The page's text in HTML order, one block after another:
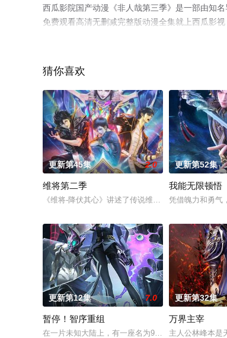
西瓜影院国产动漫《非人哉第三季》是一部由知
免费观看高清无删减完整版动漫全集就上西瓜影
。
猜你喜欢
更新第45集 2.0
维将第二季
《维将-降伏其心》讲述了传说维将之子古宇，为了
更新第52集
我能无限顿悟
凭借魄力和勇气
更新第12集 7.0
暂停！智序重组
在一片未知大陆上，有一座名为9号卫星城的城市，
更新第32集
万界主宰
主人公林峰本是